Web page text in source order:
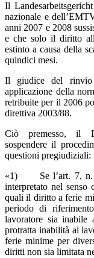
Il
nazionale e
anni 2007 e 2008
e che solo il diritto
estinto a causa della
quindici mesi.
Il giudice del rinvio
applicazione della
retribuite per il 2006
direttiva 2003/88.
Ciò premesso, il
sospendere il
questioni pregiudiziali:
«1) Se l’art. 7, n. 1,
interpretato nel senso
quali il diritto a ferie
periodo di
lavoratore sia
protratta inabilità al
ferie minime per
diritti non sia limitata